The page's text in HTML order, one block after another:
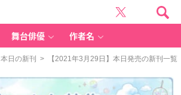
舞台俳優 作者名
本日の新刊 > 【2021年3月29日】本日発売の新刊一覧